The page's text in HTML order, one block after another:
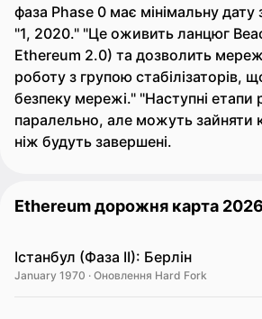
фаза Phase 0 має мінімальну дату
"1, 2020." "Це оживить ланцюг
Ethereum 2.0) та дозволить
роботу з групою стабілізаторів,
безпеку мережі." "Наступні
паралельно, але можуть зайняти
ніж будуть завершені.
Ethereum дорожня карта 2026
Істанбул (Фаза II): Берлін
January 1970 · Оновлення Hard Fork